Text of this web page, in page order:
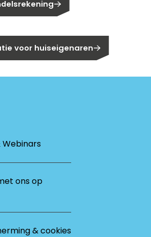
voor huiseigenaren
ons op
& cookies